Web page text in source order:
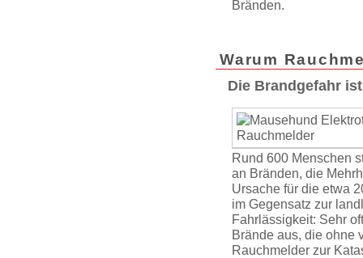
Bränden.
Warum
Die Brandgefahr
Rund 600 Menschen
an Bränden, die
Ursache für die etwa
im Gegensatz zur
Fahrlässigkeit: Sehr
Brände aus, die ohne
Rauchmelder zur